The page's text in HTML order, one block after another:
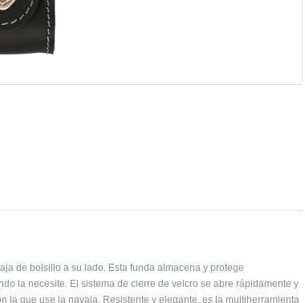
de bolsillo a su lado. Esta funda almacena y protege
la necesite. El sistema de cierre de velcro se abre rápidamente y
la que use la navaja. Resistente y elegante, es la multiherramienta